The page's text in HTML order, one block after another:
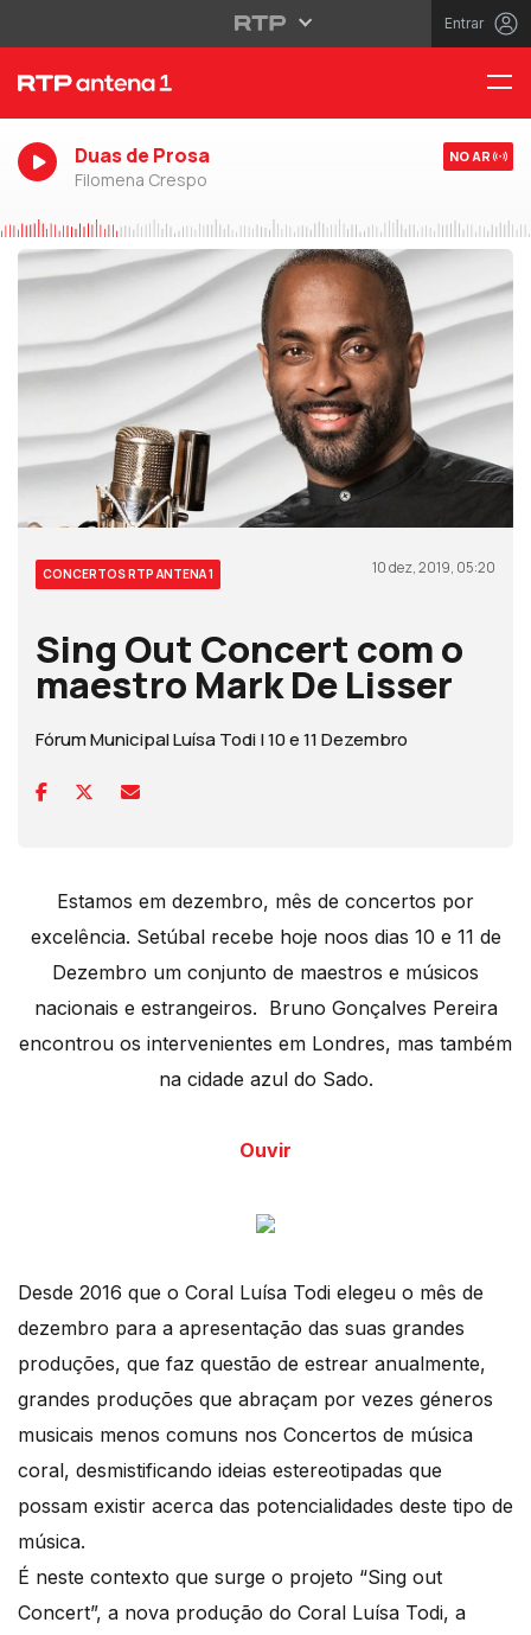
Entrar
Duas de Prosa
Filomena Crespo
NO AR
CONCERTOS RTP ANTENA 1 10 dez, 2019, 05:20
Sing Out Concert com o
maestro Mark De Lisser
Fórum Municipal Luísa Todi | 10 e 11 Dezembro
Estamos em dezembro, mês de concertos por
excelência. Setúbal recebe hoje noos dias 10 e 11 de
Dezembro um conjunto de maestros e músicos
nacionais e estrangeiros. Bruno Gonçalves Pereira
encontrou os intervenientes em Londres, mas também
na cidade azul do Sado.
Ouvir
Desde 2016 que o Coral Luísa Todi elegeu o mês de
dezembro para a apresentação das suas grandes
produções, que faz questão de estrear anualmente,
grandes produções que abraçam por vezes géneros
musicais menos comuns nos Concertos de música
coral, desmistificando ideias estereotipadas que
possam existir acerca das potencialidades deste tipo de
música.
É neste contexto que surge o projeto “Sing out
Concert”, a nova produção do Coral Luísa Todi, a